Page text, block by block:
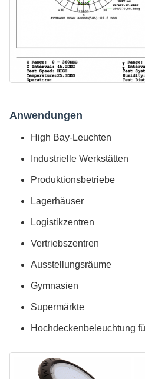
Anwendungen
High Bay-Leuchten
Industrielle Werkstätten
Produktionsbetriebe
Lagerhäuser
Logistikzentren
Vertriebszentren
Ausstellungsräume
Gymnasien
Supermärkte
Hochdeckenbeleuchtung